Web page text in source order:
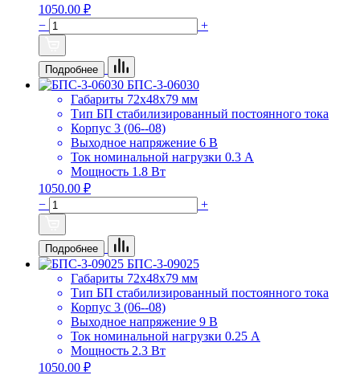
1050.00 ₽
−
+
Подробнее
БПС-3-06030
Габариты 72х48х79 мм
Тип БП стабилизированный постоянного тока
Корпус 3 (06--08)
Выходное напряжение 6 В
Ток номинальной нагрузки 0.3 А
Мощность 1.8 Вт
1050.00 ₽
−
+
Подробнее
БПС-3-09025
Габариты 72х48х79 мм
Тип БП стабилизированный постоянного тока
Корпус 3 (06--08)
Выходное напряжение 9 В
Ток номинальной нагрузки 0.25 А
Мощность 2.3 Вт
1050.00 ₽